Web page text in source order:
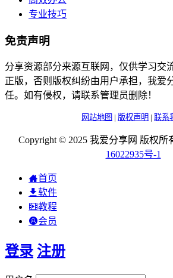
专业技巧
免责声明
分享资源部分来源互联网，仅供学习交
正版，否则版权纠纷由用户承担，我爱
任。如有侵权，请联系管理员删除！
网站地图 | 版权声明 | 联系
Copyright © 2025 我爱分享网 版权所
16022935号-1
首页
软件
教程
会员
登录 注册